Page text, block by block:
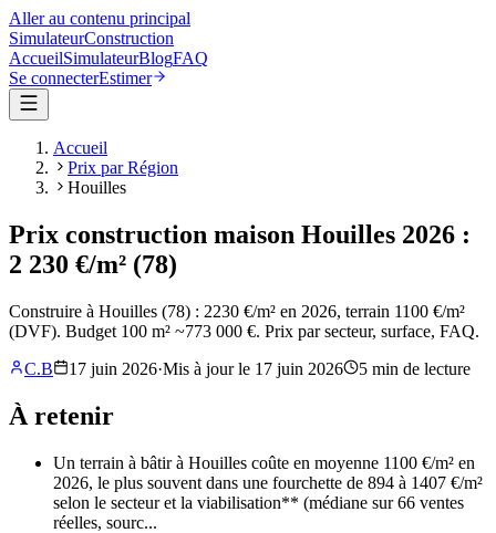
Aller au contenu principal
SimulateurConstruction
AccueilSimulateurBlogFAQ
Se connecterEstimer
Accueil
Prix par Région
Houilles
Prix construction maison Houilles 2026 :
2 230 €/m² (78)
Construire à Houilles (78) : 2230 €/m² en 2026, terrain 1100 €/m²
(DVF). Budget 100 m² ~773 000 €. Prix par secteur, surface, FAQ.
C.B
17 juin 2026·Mis à jour le 17 juin 2026 5 min de lecture
À retenir
Un terrain à bâtir à Houilles coûte en moyenne 1100 €/m² en
2026, le plus souvent dans une fourchette de 894 à 1407 €/m²
selon le secteur et la viabilisation** (médiane sur 66 ventes
réelles, sourc...